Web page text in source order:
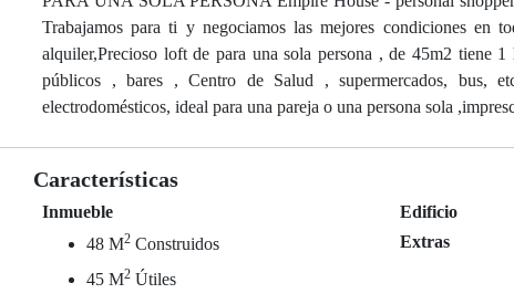
Trabajamos para ti y negociamos las mejores condiciones en
alquiler,Precioso loft de para una sola persona , de 45m2 tiene
públicos , bares , Centro de Salud , supermercados, bus,
electrodomésticos, ideal para una pareja o una persona sola
Características
Inmueble
48 M2 Construidos
45 M2 Útiles
Edificio
Extras